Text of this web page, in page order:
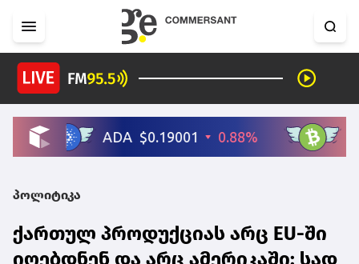
პოლიტიკა
ქართულ პროდუქციას არც EU-ში
იღებდნენ და არც ამერიკაში; სად